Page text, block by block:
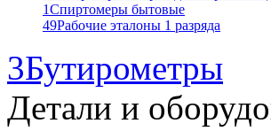
1Спиртомеры бытовые
49Рабочие эталоны 1 разряда
3Бутирометры
Детали и